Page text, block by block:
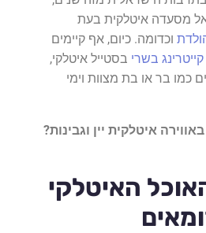
אל מסעדה איטלקית בעת
וכדומה. כיום, אף קיימים
קייטרינג בשרי בסטייל איטלקי,
כמו בר או בת מצוות וימי
איטלקית יין וגבינות?
האיטלקי